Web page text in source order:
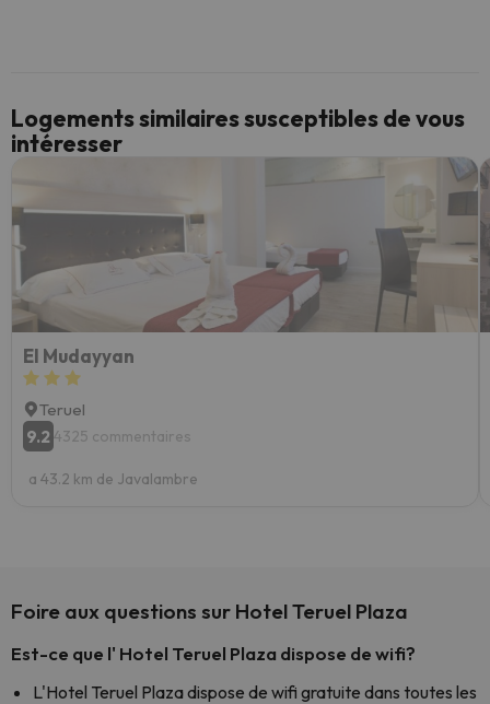
Logements similaires susceptibles de vous
intéresser
El Mudayyan
Teruel
9.2 4325 commentaires
a 43.2 km de Javalambre
Foire aux questions sur Hotel Teruel Plaza
Est-ce que l' Hotel Teruel Plaza dispose de wifi?
L'Hotel Teruel Plaza dispose de wifi gratuite dans toutes les